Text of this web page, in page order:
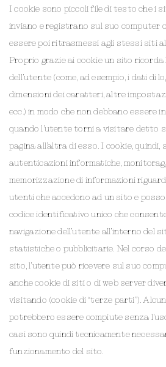
I cookie sono piccoli file di testo che i
inviano e registrano sul suo computer
essere poi ritrasmessi agli stessi siti
Proprio grazie ai cookie un sito ricorda
dell’utente (come, ad esempio, i dati di
dimensioni dei caratteri, altre
ecc.) in modo che non debbano essere
quando l’utente torni a visitare detto
pagina all’altra di esso. I cookie,
autenticazioni informatiche,
memorizzazione di informazioni
utenti che accedono ad un sito e
codice identificativo unico che
navigazione dell’utente all’interno del
statistiche o pubblicitarie. Nel corso
sito, l’utente può ricevere sul suo
anche cookie di siti o di web server
visitando (cookie di “terze parti”).
potrebbero essere compiute senza
casi sono quindi tecnicamente
funzionamento del sito.